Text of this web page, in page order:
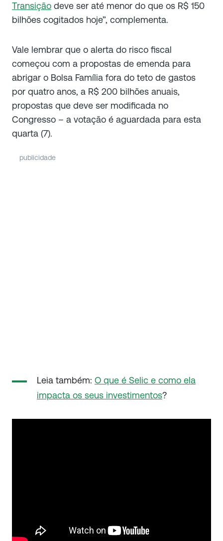
Transição deve ser até menor do que os R$ 150
bilhões cogitados hoje”, complementa.
Vale lembrar que o alerta do risco fiscal
começou com a propostas de emenda para
abrigar o Bolsa Família fora do teto de gastos
por quatro anos, a R$ 200 bilhões anuais,
propostas que deve ser modificada no
Congresso – a votação é aguardada para esta
quarta (7).
publicidade
Leia também: O que é Selic e como ela
impacta os seus investimentos?